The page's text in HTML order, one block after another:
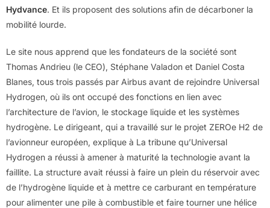
Hydvance. Et ils proposent des solutions afin de décarboner la
mobilité lourde.
Le site nous apprend que les fondateurs de la société sont
Thomas Andrieu (le CEO), Stéphane Valadon et Daniel Costa
Blanes, tous trois passés par Airbus avant de rejoindre Universal
Hydrogen, où ils ont occupé des fonctions en lien avec
l’architecture de l’avion, le stockage liquide et les systèmes
hydrogène. Le dirigeant, qui a travaillé sur le projet ZEROe H2 de
l’avionneur européen, explique à La tribune qu’Universal
Hydrogen a réussi à amener à maturité la technologie avant la
faillite. La structure avait réussi à faire un plein du réservoir avec
de l’hydrogène liquide et à mettre ce carburant en température
pour alimenter une pile à combustible et faire tourner une hélice